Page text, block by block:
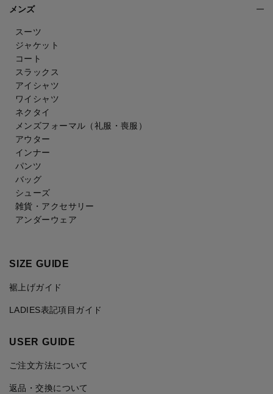
メンズ
スーツ
ジャケット
コート
スラックス
アイシャツ
ワイシャツ
ネクタイ
メンズフォーマル （礼服・喪服）
アウター
インナー
パンツ
バッグ
シューズ
雑貨・アクセサリー
アンダーウェア
SIZE GUIDE
裾上げガイド
LADIES表記項目ガイド
USER GUIDE
ご注文方法について
返品・交換について